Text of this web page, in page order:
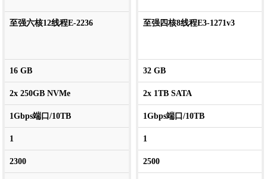
至强六核12线程E-2236
16 GB
2x 250GB NVMe
1Gbps端口/10TB
1
2300
至强四核8线程E3-1271v3
32 GB
2x 1TB SATA
1Gbps端口/10TB
1
2500